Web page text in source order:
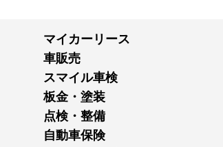
マイカーリース
車販売
スマイル車検
板金・塗装
点検・整備
自動車保険